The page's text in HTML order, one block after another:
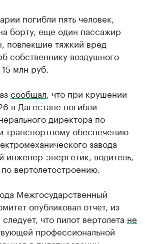
погибли пять человек,
борту, еще один пассажир
повлекшие тяжкий вред
собственнику воздушного
млн руб.
сообщал , что при крушении
в Дагестане погибли
директора по
транспортному обеспечению
завода
энергетик, водитель,
вертолетостроению.
Межгосударственный
опубликовал отчет, из
что пилот вертолета не
профессиональной